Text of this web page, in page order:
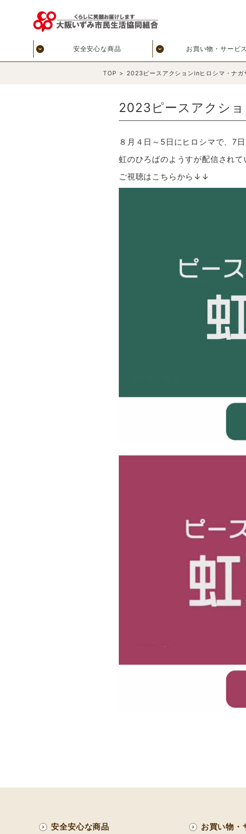
安全安心な商品 お買い物・サービス
TOP > 2023ピースアクションinヒロシマ・ナガ
2023ピースアクシ
８月４日～5日にヒロシマで、7
虹のひろばのようすが配信され
ご視聴はこちらから↓↓
安全安心な商品 お買い物・